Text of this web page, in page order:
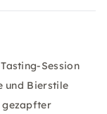
Session
und Bierstile
gezapfter